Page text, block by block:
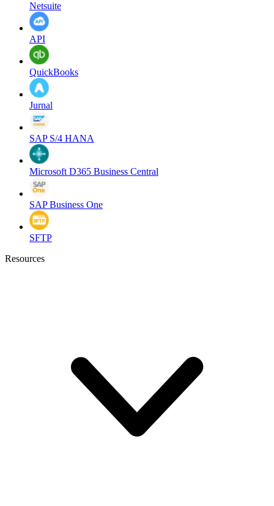
Netsuite
API
QuickBooks
Jurnal
SAP S/4 HANA
Microsoft D365 Business Central
SAP Business One
SFTP
Resources